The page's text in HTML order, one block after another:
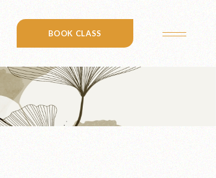
CONTACT US
BOOK CLASS